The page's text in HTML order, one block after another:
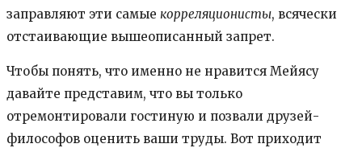
заправляют эти самые корреляционисты, всячески
отстаивающие вышеописанный запрет.
Чтобы понять, что именно не нравится Мейясу
давайте представим, что вы только
отремонтировали гостиную и позвали друзей-
философов оценить ваши труды. Вот приходит